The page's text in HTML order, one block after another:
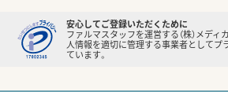
安心してご登録いただくために
ファルマスタッフを運営する（株）メディ
人情報を適切に管理する事業者としてプ
ています。